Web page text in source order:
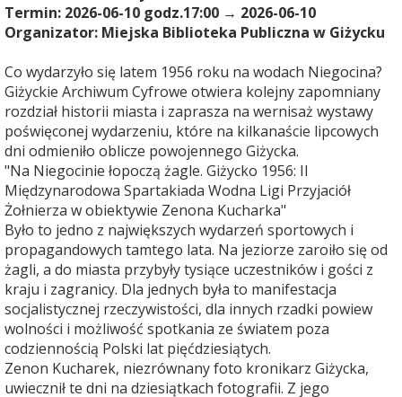
Termin: 2026-06-10 godz.17:00 → 2026-06-10
Organizator: Miejska Biblioteka Publiczna w Giżycku
Co wydarzyło się latem 1956 roku na wodach Niegocina?
Giżyckie Archiwum Cyfrowe otwiera kolejny zapomniany
rozdział historii miasta i zaprasza na wernisaż wystawy
poświęconej wydarzeniu, które na kilkanaście lipcowych
dni odmieniło oblicze powojennego Giżycka.
"Na Niegocinie łopoczą żagle. Giżycko 1956: II
Międzynarodowa Spartakiada Wodna Ligi Przyjaciół
Żołnierza w obiektywie Zenona Kucharka"
Było to jedno z największych wydarzeń sportowych i
propagandowych tamtego lata. Na jeziorze zaroiło się od
żagli, a do miasta przybyły tysiące uczestników i gości z
kraju i zagranicy. Dla jednych była to manifestacja
socjalistycznej rzeczywistości, dla innych rzadki powiew
wolności i możliwość spotkania ze światem poza
codziennością Polski lat pięćdziesiątych.
Zenon Kucharek, niezrównany foto kronikarz Giżycka,
uwiecznił te dni na dziesiątkach fotografii. Z jego